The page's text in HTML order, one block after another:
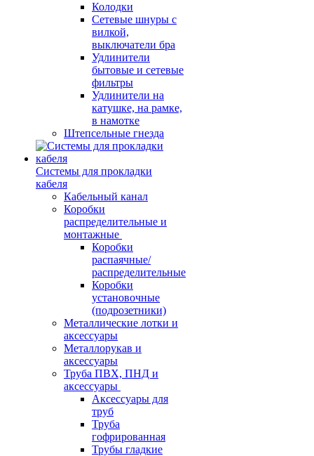
Колодки
Сетевые шнуры с
вилкой,
выключатели бра
Удлинители
бытовые и сетевые
фильтры
Удлинители на
катушке, на рамке,
в намотке
Штепсельные гнезда
Системы для прокладки
кабеля
Кабельный канал
Коробки
распределительные и
монтажные
Коробки
распаячные/
распределительные
Коробки
установочные
(подрозетники)
Металлические лотки и
аксессуары
Металлорукав и
аксессуары
Труба ПВХ, ПНД и
аксессуары
Аксессуары для
труб
Труба
гофрированная
Трубы гладкие